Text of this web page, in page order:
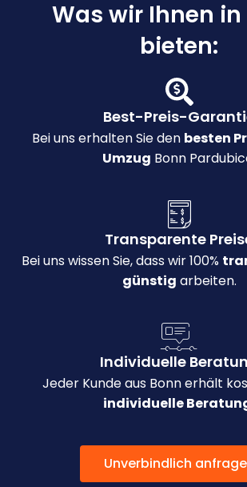
Was wir Ihnen in
bieten:
Best-Preis-
Bei uns erhalten Sie den besten
Umzug Bonn
Transparente
Bei uns wissen Sie, dass wir 100%
günstig arbeiten.
Individuelle
Jeder Kunde aus Bonn erhält
individuelle
Unverbindlich